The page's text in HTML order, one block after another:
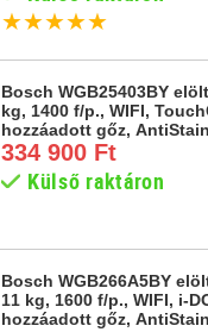
★★★★★
Bosch WGB25403BY
kg, 1400 f/p., WIFI,
hozzáadott gőz,
334 900 Ft
Külső raktáron
Bosch WGB266A5BY
11 kg, 1600 f/p., WIFI, i-
hozzáadott gőz,